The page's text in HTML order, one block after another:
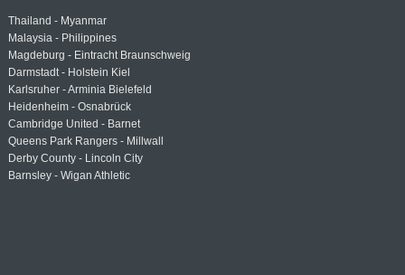
Thailand - Myanmar
Malaysia - Philippines
Magdeburg - Eintracht Braunschweig
Darmstadt - Holstein Kiel
Karlsruher - Arminia Bielefeld
Heidenheim - Osnabrück
Cambridge United - Barnet
Queens Park Rangers - Millwall
Derby County - Lincoln City
Barnsley - Wigan Athletic